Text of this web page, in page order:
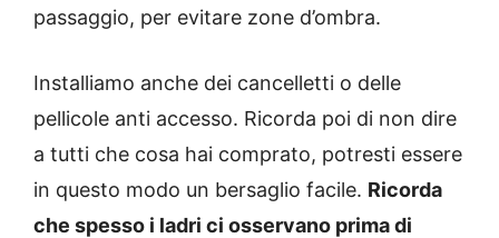
passaggio, per evitare zone d’ombra.
Installiamo anche dei cancelletti o delle
pellicole anti accesso. Ricorda poi di non dire
a tutti che cosa hai comprato, potresti essere
in questo modo un bersaglio facile. Ricorda
che spesso i ladri ci osservano prima di